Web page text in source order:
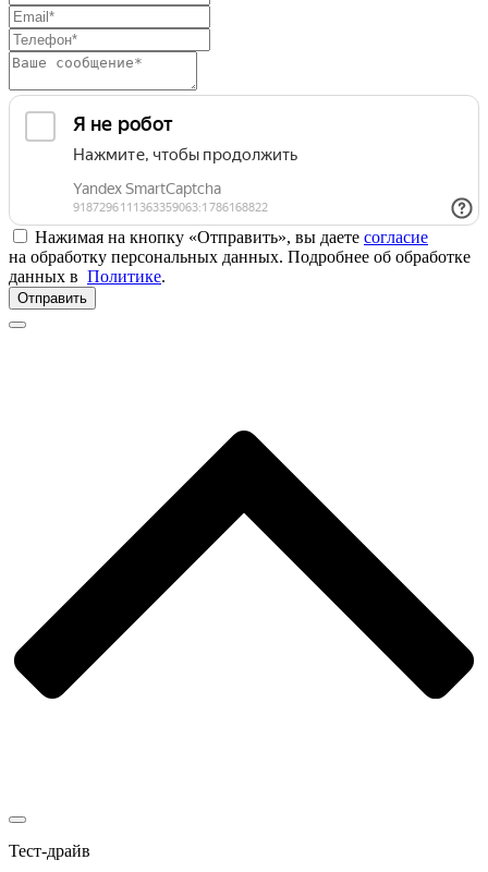
Нажимая на кнопку «Отправить», вы даете согласие
на обработку персональных данных. Подробнее об обработке
данных в Политике.
Отправить
Тест-драйв